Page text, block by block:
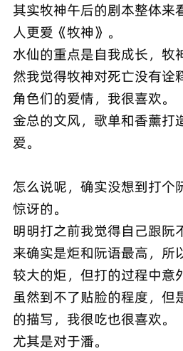
其实牧神午后的剧本整体来
人更爱《牧神》。
水仙的重点是自我成长，牧
然我觉得牧神对死亡没有诠
角色们的爱情，我很喜欢。
金总的文风，歌单和香薰打
爱。
怎么说呢，确实没想到打个
惊讶的。
明明打之前我觉得自己跟阮
来确实是炬和阮语最高，所
较大的炬，但打的过程中意
虽然到不了贴脸的程度，但
的描写，我很吃也很喜欢。
尤其是对于潘。